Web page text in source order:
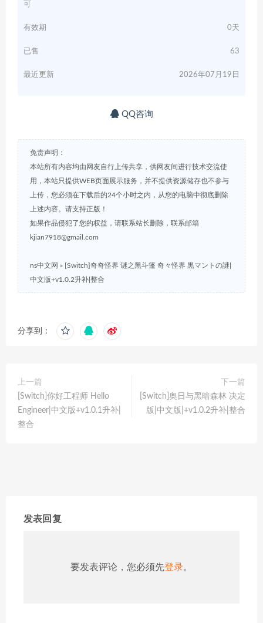
可
有效期 0天
已售 63
最近更新 2026年07月19日
QQ咨询
免责声明：
本站所有内容均由网友自行上传共享，供网友间进行技术交流使
用，本站只提供WEB页面展示服务，并不提供资源储存也不参与
上传，您必须在下载后的24个小时之内，从您的电脑中彻底删除
上述内容。请支持正版！
如果作品侵犯了您的权益，请联系站长删除，联系邮箱
kjian7918@gmail.com
ns中文网 » [Switch]奇奇怪界 谜之黑斗篷 奇々怪界 黒マントの謎|
中文版+v1.0.2升补|整合
分享到：
上一篇
[Switch]你好工程师 Hello
Engineer|中文版+v1.0.1升补|
整合
下一篇
[Switch]奥日与黑暗森林 决定
版|中文版|+v1.0.2升补|整合
发表回复
要发表评论，您必须先登录。